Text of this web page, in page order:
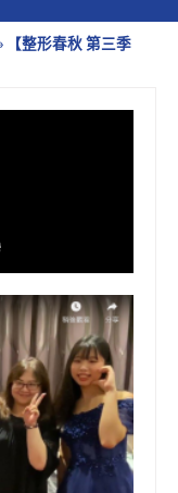
【整形春秋 第三季